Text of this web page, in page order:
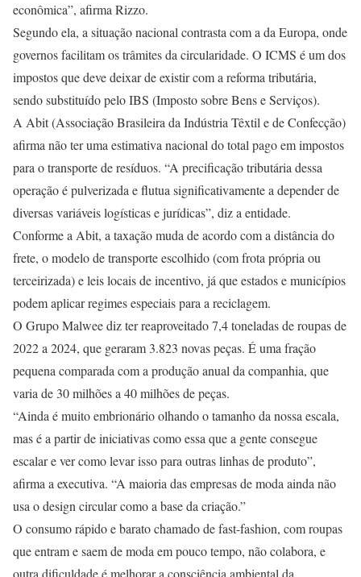
econômica”, afirma Rizzo.
Segundo ela, a situação nacional contrasta com a da Europa, onde
governos facilitam os trâmites da circularidade. O ICMS é um dos
impostos que deve deixar de existir com a reforma tributária,
sendo substituído pelo IBS (Imposto sobre Bens e Serviços).
A Abit (Associação Brasileira da Indústria Têxtil e de Confecção)
afirma não ter uma estimativa nacional do total pago em impostos
para o transporte de resíduos. “A precificação tributária dessa
operação é pulverizada e flutua significativamente a depender de
diversas variáveis logísticas e jurídicas”, diz a entidade.
Conforme a Abit, a taxação muda de acordo com a distância do
frete, o modelo de transporte escolhido (com frota própria ou
terceirizada) e leis locais de incentivo, já que estados e municípios
podem aplicar regimes especiais para a reciclagem.
O Grupo Malwee diz ter reaproveitado 7,4 toneladas de roupas de
2022 a 2024, que geraram 3.823 novas peças. É uma fração
pequena comparada com a produção anual da companhia, que
varia de 30 milhões a 40 milhões de peças.
“Ainda é muito embrionário olhando o tamanho da nossa escala,
mas é a partir de iniciativas como essa que a gente consegue
escalar e ver como levar isso para outras linhas de produto”,
afirma a executiva. “A maioria das empresas de moda ainda não
usa o design circular como a base da criação.”
O consumo rápido e barato chamado de fast-fashion, com roupas
que entram e saem de moda em pouco tempo, não colabora, e
outra dificuldade é melhorar a consciência ambiental da